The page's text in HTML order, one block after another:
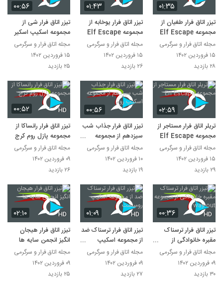
۰۱:۳۵
تیزر اتاق فرار طغیان از
مجموعه Elf Escape
مجله اتاق فرار و سرگرمی
۱۵ فروردین ۱۴۰۲
۲۸ بازدید
۰۱:۴۳
تیزر اتاق فرار یوخابه از
مجموعه Elf Escape
مجله اتاق فرار و سرگرمی
۱۵ فروردین ۱۴۰۲
۲۶ بازدید
۰۰:۵۶
تیزر اتاق فرار شی از
مجموعه اسکیپ اسکیری
مجله اتاق فرار و سرگرمی
۱۵ فروردین ۱۴۰۲
۲۵ بازدید
۰۲:۵۹
تریلر اتاق فرار مستاجر از
مجموعه Elf Escape
مجله اتاق فرار و سرگرمی
۱۵ فروردین ۱۴۰۲
۲۹ بازدید
۰۰:۵۶
تیزر اتاق فرار جذاب شب
سیزدهم از مجموعه
اسکیپ روم
مجله اتاق فرار و سرگرمی
۱۰ فروردین ۱۴۰۲
۱۹ بازدید
۰۰:۵۲ HD
تیزر اتاق فرار رانساکا از
مجموعه پازل روم کرج
مجله اتاق فرار و سرگرمی
۰۹ فروردین ۱۴۰۲
۲۶ بازدید
۰۰:۳۶ HD
تیزر اتاق فرار ترسناک
مقبره خانوادگی از
مجموعه way out
مجله اتاق فرار و سرگرمی
۰۹ فروردین ۱۴۰۲
۳۰ بازدید
۰۱:۰۹ HD
تیزر اتاق فرار ترسناک ضد
از مجموعه اسکیپ
رومیست
مجله اتاق فرار و سرگرمی
۰۹ فروردین ۱۴۰۲
۲۷ بازدید
۰۲:۱۰ HD
تیزر اتاق فرار هیجان
انگیز انجمن سایه ها
مجله اتاق فرار و سرگرمی
۰۹ فروردین ۱۴۰۲
۲۵ بازدید